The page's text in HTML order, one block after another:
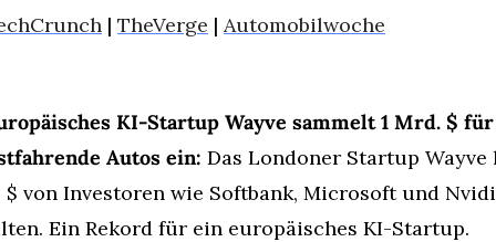
| TheVerge | Automobilwoche
KI-Startup Wayve sammelt 1 Mrd. $ für
Autos ein: Das Londoner Startup Wayve
$ von Investoren wie Softbank, Microsoft und
Ein Rekord für ein europäisches KI-Startup.